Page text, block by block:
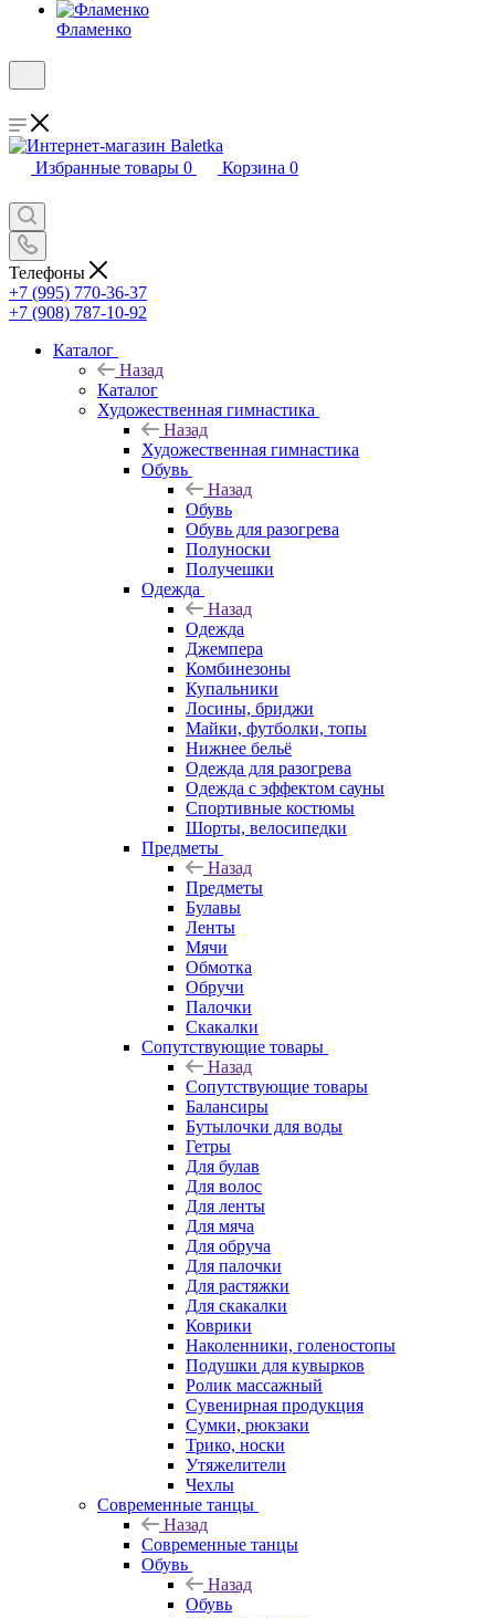
Фламенко
Избранные товары 0 Корзина 0
Телефоны
+7 (995) 770-36-37
+7 (908) 787-10-92
Каталог
Назад
Каталог
Художественная гимнастика
Назад
Художественная гимнастика
Обувь
Назад
Обувь
Обувь для разогрева
Полуноски
Получешки
Одежда
Назад
Одежда
Джемпера
Комбинезоны
Купальники
Лосины, бриджи
Майки, футболки, топы
Нижнее бельё
Одежда для разогрева
Одежда с эффектом сауны
Спортивные костюмы
Шорты, велосипедки
Предметы
Назад
Предметы
Булавы
Ленты
Мячи
Обмотка
Обручи
Палочки
Скакалки
Сопутствующие товары
Назад
Сопутствующие товары
Балансиры
Бутылочки для воды
Гетры
Для булав
Для волос
Для ленты
Для мяча
Для обруча
Для палочки
Для растяжки
Для скакалки
Коврики
Наколенники, голеностопы
Подушки для кувырков
Ролик массажный
Сувенирная продукция
Сумки, рюкзаки
Трико, носки
Утяжелители
Чехлы
Современные танцы
Назад
Современные танцы
Обувь
Назад
Обувь